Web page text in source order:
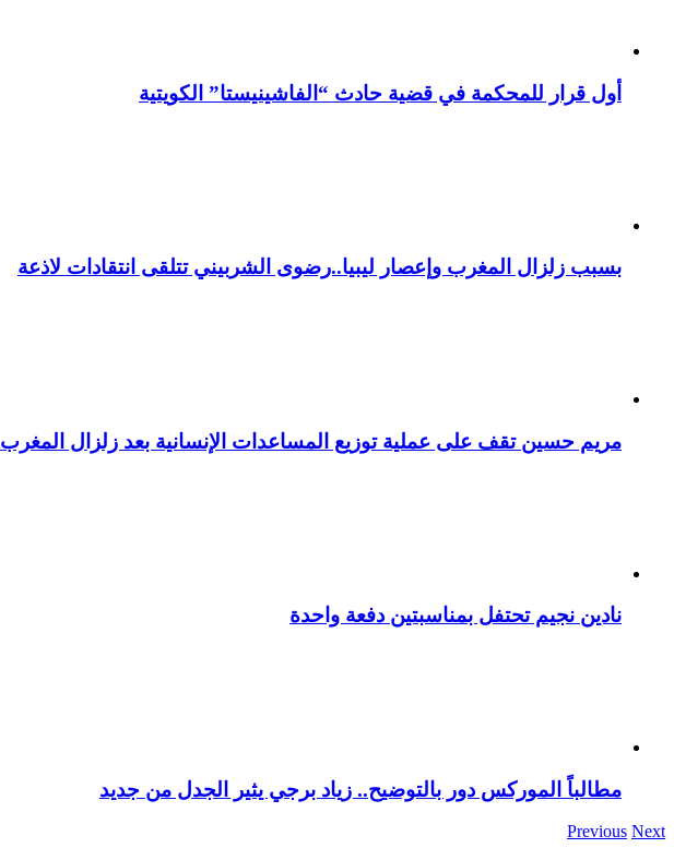
أول قرار للمحكمة في قضية حادث “الفاشينيستا” الكويتية
بسبب زلزال المغرب وإعصار ليبيا..رضوى الشربيني تتلقى انتقادات لاذعة
مريم حسين تقف على عملية توزيع المساعدات الإنسانية بعد زلزال المغرب
نادين نجيم تحتفل بمناسبتين دفعة واحدة
مطالباً الموركس دور بالتوضيح.. زياد برجي يثير الجدل من جديد
Previous Next